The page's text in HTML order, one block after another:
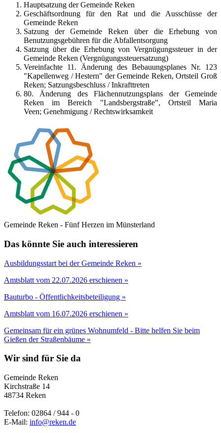
Hauptsatzung der Gemeinde Reken
Geschäftsordnung für den Rat und die Ausschüsse der
Gemeinde Reken
Satzung der Gemeinde Reken über die Erhebung von
Benutzungsgebühren für die Abfallentsorgung
Satzung über die Erhebung von Vergnügungssteuer in der
Gemeinde Reken (Vergnügungssteuersatzung)
Vereinfachte 11. Änderung des Bebauungsplanes Nr. 123
"Kapellenweg / Hestern" der Gemeinde Reken, Ortsteil Groß
Reken; Satzungsbeschluss / Inkrafttreten
80. Änderung des Flächennutzungsplans der Gemeinde
Reken im Bereich "Landsbergstraße", Ortsteil Maria
Veen; Genehmigung / Rechtswirksamkeit
Gemeinde Reken - Fünf Herzen im Münsterland
Das könnte Sie auch interessieren
Ausbildungsstart bei der Gemeinde Reken »
Amtsblatt vom 22.07.2026 erschienen »
Bauturbo - Öffentlichkeitsbeteiligung »
Amtsblatt vom 16.07.2026 erschienen »
Gemeinsam für ein grünes Wohnumfeld - Bitte helfen Sie beim
Gießen der Straßenbäume »
Wir sind für Sie da
Gemeinde Reken
Kirchstraße 14
48734 Reken
Telefon: 02864 / 944 - 0
E-Mail: info@reken.de